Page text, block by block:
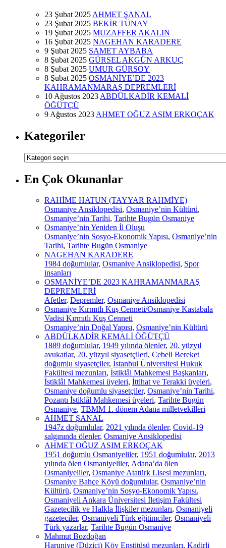
23 Şubat 2025 AHMET ŞANAL
23 Şubat 2025 BEKİR TÜNAY
19 Şubat 2025 MUZAFFER AKALIN
16 Şubat 2025 NAGEHAN KARADERE
9 Şubat 2025 SAMET AYBABA
8 Şubat 2025 GÜRSEL AKGÜN ARKUÇ
8 Şubat 2025 UMUR GÜRSOY
8 Şubat 2025 OSMANİYE’DE 2023
KAHRAMANMARAŞ DEPREMLERİ
10 Ağustos 2023 ABDÜLKADİR KEMALİ
ÖĞÜTÇÜ
9 Ağustos 2023 AHMET OĞUZ ASIM ERKOÇAK
Kategoriler
Kategoriler
En Çok Okunanlar
RAHİME HATUN (TAYYAR RAHMİYE)
Osmaniye Ansiklopedisi, Osmaniye’nin Kültürü,
Osmaniye’nin Tarihi, Tarihte Bugün Osmaniye
Osmaniye’nin Yeniden İl Oluşu
Osmaniye’nin Sosyo-Ekonomik Yapısı, Osmaniye’nin
Tarihi, Tarihte Bugün Osmaniye
NAGEHAN KARADERE
1984 doğumlular, Osmaniye Ansiklopedisi, Spor
insanları
OSMANİYE’DE 2023 KAHRAMANMARAŞ
DEPREMLERİ
Afetler, Depremler, Osmaniye Ansiklopedisi
Osmaniye Kırmıtlı Kuş Cenneti/Osmaniye Kastabala
Vadisi Kırmıtlı Kuş Cenneti
Osmaniye’nin Doğal Yapısı, Osmaniye’nin Kültürü
ABDÜLKADİR KEMALİ ÖĞÜTÇÜ
1889 doğumlular, 1949 yılında ölenler, 20. yüzyıl
avukatlar, 20. yüzyıl siyasetçileri, Cebeli Bereket
doğumlu siyasetçiler, İstanbul Üniversitesi Hukuk
Fakültesi mezunları, İstiklâl Mahkemesi Başkanları,
İstiklâl Mahkemesi üyeleri, İttihat ve Terakki üyeleri,
Osmaniye doğumlu siyasetçiler, Osmaniye’nin Tarihi,
Pozantı İstiklâl Mahkemesi üyeleri, Tarihte Bugün
Osmaniye, TBMM 1. dönem Adana milletvekilleri
AHMET ŞANAL
1947z doğumlular, 2021 yılında ölenler, Covid-19
salgınında ölenler, Osmaniye Ansiklopedisi
AHMET OĞUZ ASIM ERKOÇAK
1951 doğumlu Osmaniyeliler, 1951 doğumlular, 2013
yılında ölen Osmaniyeliler, Adana’da ölen
Osmaniyeliler, Osmaniye Atatürk Lisesi mezunları,
Osmaniye Bahçe Köyü doğumlular, Osmaniye’nin
Kültürü, Osmaniye’nin Sosyo-Ekonomik Yapısı,
Osmaniyeli Ankara Üniversitesi İletişim Fakültesi
Gazetecilik ve Halkla İlişkiler mezunları, Osmaniyeli
gazeteciler, Osmaniyeli Türk eğitimciler, Osmaniyeli
Türk yazarlar, Tarihte Bugün Osmaniye
Mahmut Bozdoğan
Haruniye (Düziçi) Köy Enstitüsü mezunları, Kadirli